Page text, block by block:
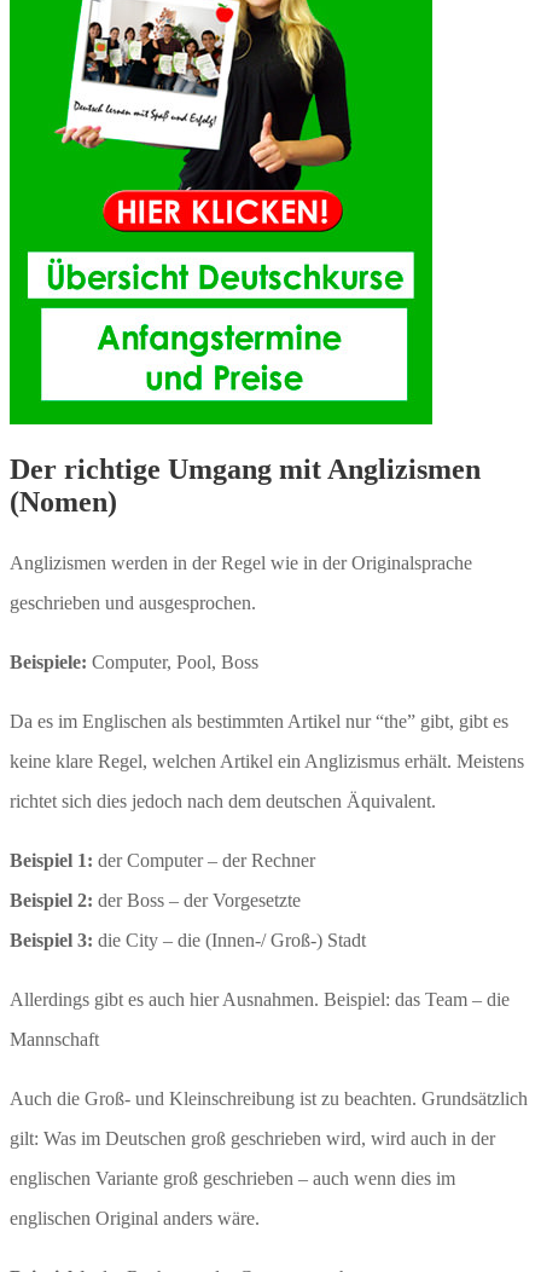
Der richtige Umgang mit Anglizismen
(Nomen)
Anglizismen werden in der Regel wie in der Originalsprache
geschrieben und ausgesprochen.
Beispiele: Computer, Pool, Boss
Da es im Englischen als bestimmten Artikel nur “the” gibt, gibt es
keine klare Regel, welchen Artikel ein Anglizismus erhält. Meistens
richtet sich dies jedoch nach dem deutschen Äquivalent.
Beispiel 1: der Computer – der Rechner
Beispiel 2: der Boss – der Vorgesetzte
Beispiel 3: die City – die (Innen-/ Groß-) Stadt
Allerdings gibt es auch hier Ausnahmen. Beispiel: das Team – die
Mannschaft
Auch die Groß- und Kleinschreibung ist zu beachten. Grundsätzlich
gilt: Was im Deutschen groß geschrieben wird, wird auch in der
englischen Variante groß geschrieben – auch wenn dies im
englischen Original anders wäre.